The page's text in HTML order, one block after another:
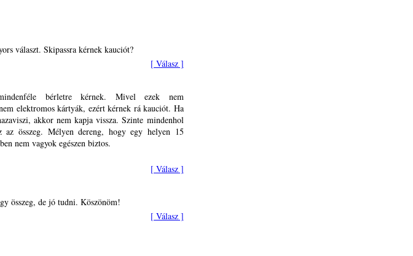
választ. Skipassra kérnek kauciót?
[ Válasz ]
bérletre kérnek. Mivel ezek nem
elektromos kártyák, ezért kérnek rá kauciót. Ha
akkor nem kapja vissza. Szinte mindenhol
az összeg. Mélyen dereng, hogy egy helyen 15
nem vagyok egészen biztos.
[ Válasz ]
összeg, de jó tudni. Köszönöm!
[ Válasz ]